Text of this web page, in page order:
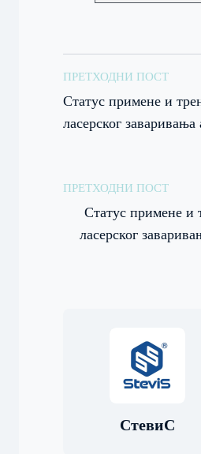
ПРЕТХОДНИ ПОСТ
Статус примене и
ласерског
ПРЕТХОДНИ ПОСТ
Статус примене и
ласерског
СтевиС